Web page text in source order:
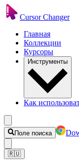
Cursor Changer
Главная
Коллекции
Курсоры
Инструменты
Как
Поле поиска
🇷🇺